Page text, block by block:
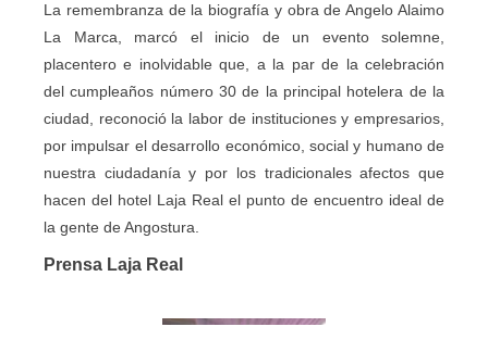
La remembranza de la biografía y obra de Angelo Alaimo
La Marca, marcó el inicio de un evento solemne,
placentero e inolvidable que, a la par de la celebración
del cumpleaños número 30 de la principal hotelera de la
ciudad, reconoció la labor de instituciones y empresarios,
por impulsar el desarrollo económico, social y humano de
nuestra ciudadanía y por los tradicionales afectos que
hacen del hotel Laja Real el punto de encuentro ideal de
la gente de Angostura.
Prensa Laja Real